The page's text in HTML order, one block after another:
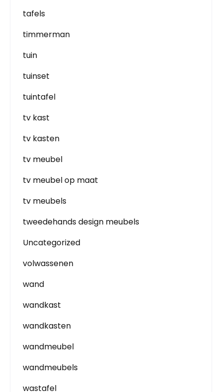
tafels
timmerman
tuin
tuinset
tuintafel
tv kast
tv kasten
tv meubel
tv meubel op maat
tv meubels
tweedehands design meubels
Uncategorized
volwassenen
wand
wandkast
wandkasten
wandmeubel
wandmeubels
wastafel